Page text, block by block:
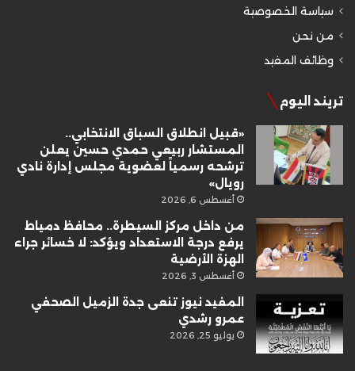
سياسة الخصوصية
من نحن
وظائف المفيد
تريند اليوم
«قبيل انطلاق السباق الانتخابي..
المستشار ربيعي حمدي حسين يعلن
ترشحه رسمياً لعضوية مجلس إدارة نادي
رويال»
أغسطس 6, 2026
من داخل مركز السيطرة.. محافظ دمياط
يرفع درجة الاستعداد ويؤكد: لا خسائر جراء
الهزة الأرضية
أغسطس 3, 2026
المفيد نيوز تنعى جدة الزميل الصحفي
عمرو رشدي
يوليو 25, 2026